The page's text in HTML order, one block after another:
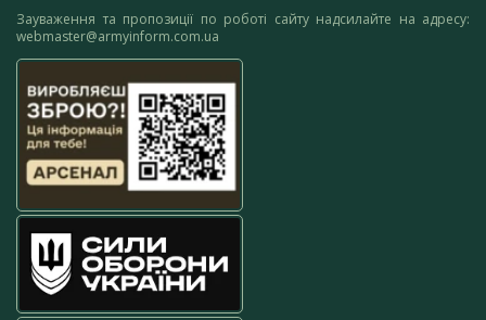
Зауваження та пропозиції по роботі сайту надсилайте на адресу:
webmaster@armyinform.com.ua